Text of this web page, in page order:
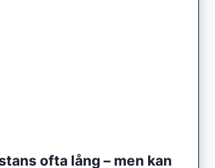
ofta lång – men kan